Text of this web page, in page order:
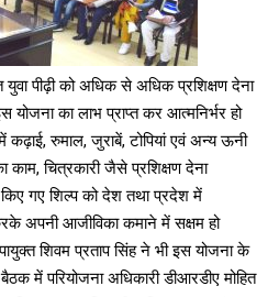
पीढ़ी को अधिक से अधिक प्रशिक्षण देना
का लाभ प्राप्त कर आत्मनिर्भर हो
कढ़ाई, रुमाल, जुराबें, टोपियां एवं अन्य ऊनी
चित्रकारी जैसे प्रशिक्षण देना
गए शिल्प को देश तथा प्रदेश में
अपनी आजीविका कमाने में सक्षम हो
शिवम प्रताप सिंह ने भी इस योजना के
में परियोजना अधिकारी डीआरडीए मोहित